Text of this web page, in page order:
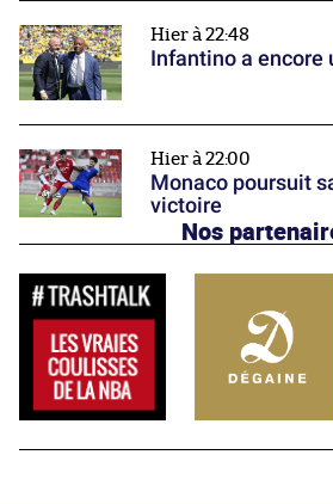
Hier à 22:48
Infantino a encore
Hier à 22:00
Monaco poursuit
victoire
Nos